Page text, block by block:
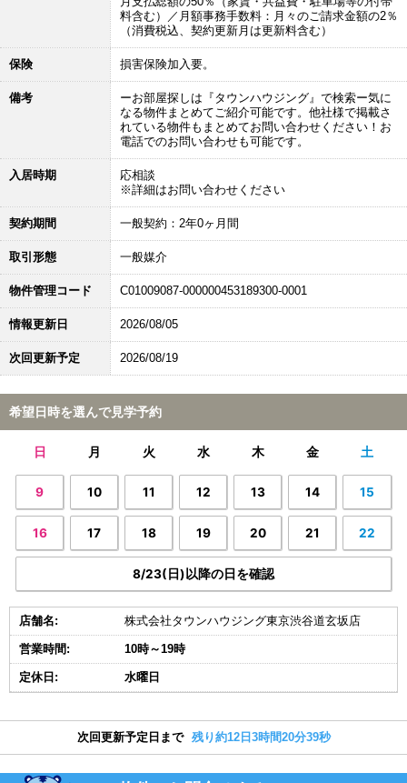
料含む）／月額事務手数料：月々のご請求金額の2％
（消費税込、契約更新月は更新料含む）
保険 損害保険加入要。
備考
ーお部屋探しは『タウンハウジング』で検索ー気に
なる物件まとめてご紹介可能です。他社様で掲載さ
れている物件もまとめてお問い合わせください！お
電話でのお問い合わせも可能です。
入居時期
応相談
※詳細はお問い合わせください
契約期間 一般契約：2年0ヶ月間
取引形態 一般媒介
物件管理コード C01009087-000000453189300-0001
情報更新日 2026/08/05
次回更新予定 2026/08/19
希望日時を選んで見学予約
日 月 火 水 木 金 土
9 10 11 12 13 14 15
16 17 18 19 20 21 22
8/23(日)以降の日を確認
店舗名: 株式会社タウンハウジング東京渋谷道玄坂店
営業時間: 10時～19時
定休日: 水曜日
次回更新予定日まで 残り約12日3時間20分39秒